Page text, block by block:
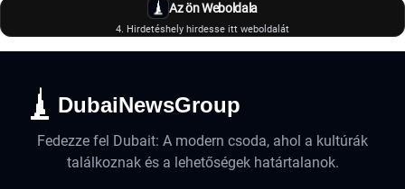
Az ön Weboldala
4. Hirdetéshely hirdesse itt weboldalát
DubaiNewsGroup
Fedezze fel Dubait: A modern csoda, ahol a kultúrák
találkoznak és a lehetőségek határtalanok.